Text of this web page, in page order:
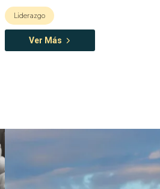
Liderazgo
Ver Más